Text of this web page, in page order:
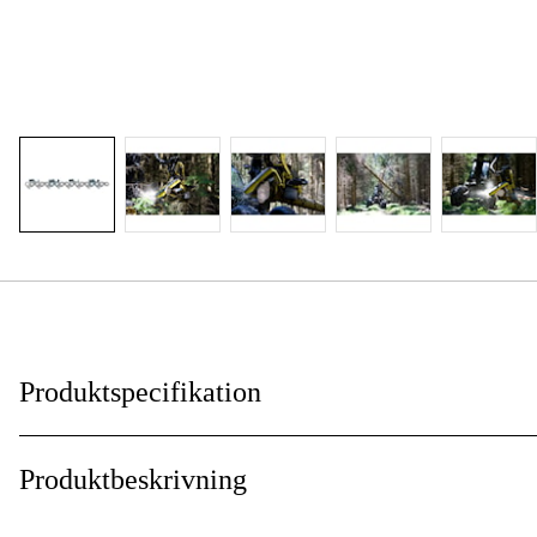
Produktspecifikation
Drivlänksbredd:
Produktbeskrivning